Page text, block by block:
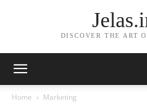
DISCOVER THE ART
Home Marketing